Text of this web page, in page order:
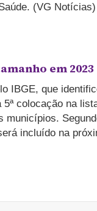
(VG Notícias)
em 2023
IBGE, que
colocação na
municípios.
incluído na